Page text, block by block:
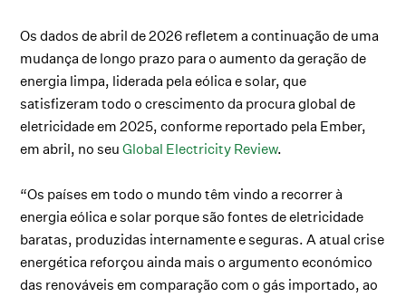
Os dados de abril de 2026 refletem a continuação de uma
mudança de longo prazo para o aumento da geração de
energia limpa, liderada pela eólica e solar, que
satisfizeram todo o crescimento da procura global de
eletricidade em 2025, conforme reportado pela Ember,
em abril, no seuGlobal Electricity Review.
“Os países em todo o mundo têm vindo a recorrer à
energia eólica e solar porque são fontes de eletricidade
baratas, produzidas internamente e seguras. A atual crise
energética reforçou ainda mais o argumento económico
das renováveis em comparação com o gás importado, ao